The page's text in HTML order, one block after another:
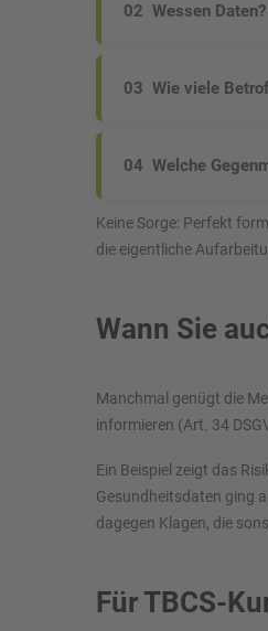
02 Wessen Daten?
03 Wie viele
04 Welche
Keine Sorge: Perfekt
die eigentliche
Wann Sie
Manchmal genügt die
informieren (Art. 34
Ein Beispiel zeigt das
Gesundheitsdaten ging
dagegen Klagen, die
Für TBCS-